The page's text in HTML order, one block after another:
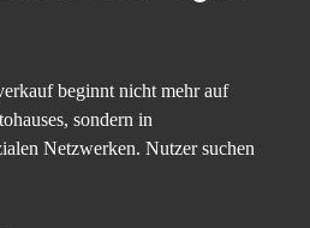
beginnt nicht mehr auf
sondern in
Netzwerken. Nutzer suchen